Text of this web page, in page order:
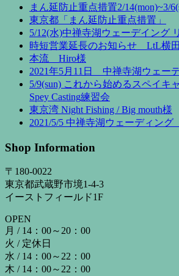
まん延防止重点措置2/14(mon)~3/
東京都「まん延防止重点措置」
5/12(水)中禅寺湖ウェーデイング
時短営業延長のお知らせ LtL横
本流 Hiro様
2021年5月11日 中禅寺湖ウェー
5/9(sun) これから始めるスペイキ
Spey Casting練習会
東京湾 Night Fishing / Big mouth様
2021/5/5 中禅寺湖ウェーディン
Shop Information
〒180-0022
東京都武蔵野市境1-4-3
イーストフィールド1F
OPEN
月 / 14：00～20：00
火 / 定休日
水 / 14：00～22：00
木 / 14：00～22：00